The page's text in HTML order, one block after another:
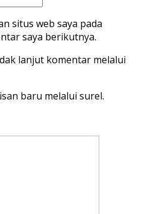
situs web saya pada
saya berikutnya.
lanjut komentar melalui
baru melalui surel.